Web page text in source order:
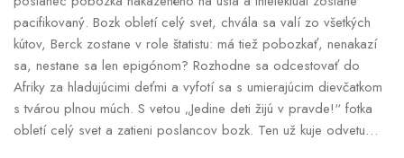
pacifikovaný. Bozk obletí celý svet, chvála sa valí zo všetkých
kútov, Berck zostane v role štatistu: má tiež pobozkať, nenakazí
sa, nestane sa len epigónom? Rozhodne sa odcestovať do
Afriky za hladujúcimi deťmi a vyfotí sa s umierajúcim dievčatkom
s tvárou plnou múch. S vetou „Jedine deti žijú v pravde!“ fotka
obletí celý svet a zatieni poslancov bozk. Ten už kuje odvetu…